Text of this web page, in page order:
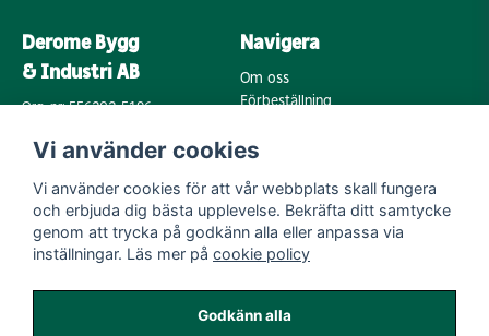
Derome Bygg
& Industri AB
Org. nr: 556202-5196
43248 Varberg
Kontakta oss
Mail:
byggoutlet@support.derome.se
Navigera
Om oss
Förbeställning
Köpvillkor
Integritetspolicy
Cookies
Vi använder cookies
Vi använder cookies för att vår webbplats skall fungera
och erbjuda dig bästa upplevelse. Bekräfta ditt samtycke
genom att trycka på godkänn alla eller anpassa via
inställningar. Läs mer på cookie policy
Godkänn alla